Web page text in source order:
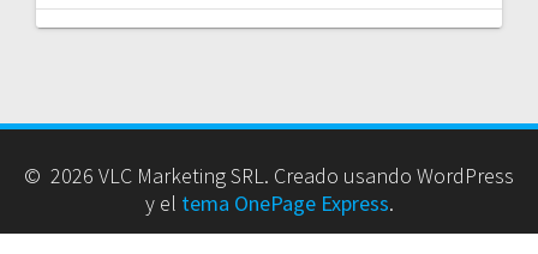
© 2026 VLC Marketing SRL. Creado usando WordPress
y el tema OnePage Express.